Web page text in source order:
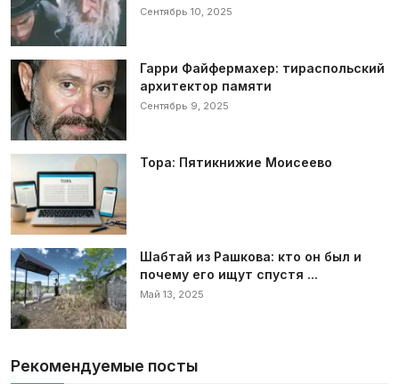
Сентябрь 10, 2025
Гарри Файфермахер: тираспольский
архитектор памяти
Сентябрь 9, 2025
Тора: Пятикнижие Моисеево
Шабтай из Рашкова: кто он был и
почему его ищут спустя ...
Май 13, 2025
Рекомендуемые посты